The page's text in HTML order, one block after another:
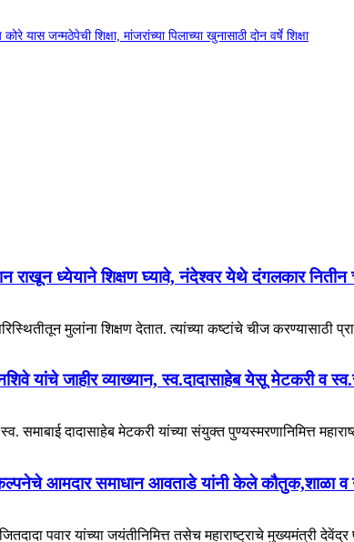
जन्मठेपेची शिक्षा, मांजरांच्या पिलाच्या खुनासाठी दोन वर्षे शिक्षा
राखून ध्येयाने शिक्षण घ्यावे, नंदेश्वर येथे दंगलकार
मुलांना शिक्षण देतात. त्यांच्या कष्टांचे चीज करण्यासाठी
यांचे जाहीर व्याख्यान, स्व.दादासाहेब येसू मेटकरी व
समाबाई दादासाहेब मेटकरी यांच्या संयुक्त पुण्यस्मरणानिमित्त
आमदार समाधान आवताडे यांनी केले कौतुक,शाळा व
पवार यांच्या जयंतीनिमित्त तसेच महाराष्ट्राचे मुख्यमंत्री